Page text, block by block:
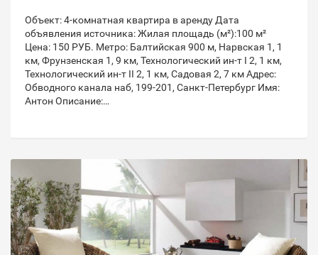
Объект: 4-комнатная квартира в аренду Дата
объявления источника: Жилая площадь (м²):100 м²
Цена: 150 РУБ. Метро: Балтийская 900 м, Нарвская 1, 1
км, Фрунзенская 1, 9 км, Технологический ин-т I 2, 1 км,
Технологический ин-т II 2, 1 км, Садовая 2, 7 км Адрес:
Обводного канала наб, 199-201, Санкт-Петербург Имя:
Антон Описание:…